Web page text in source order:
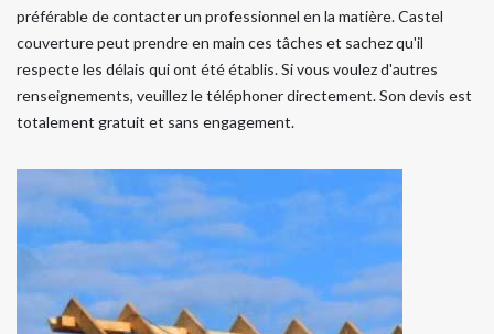
préférable de contacter un professionnel en la matière. Castel
couverture peut prendre en main ces tâches et sachez qu'il
respecte les délais qui ont été établis. Si vous voulez d'autres
renseignements, veuillez le téléphoner directement. Son devis est
totalement gratuit et sans engagement.